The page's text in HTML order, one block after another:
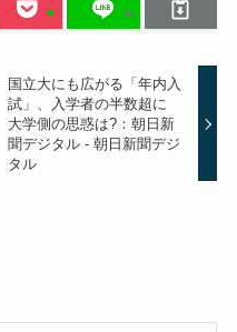
国立大にも広がる「年内入
試」、入学者の半数超に
大学側の思惑は?：朝日新
聞デジタル - 朝日新聞デジ
タル